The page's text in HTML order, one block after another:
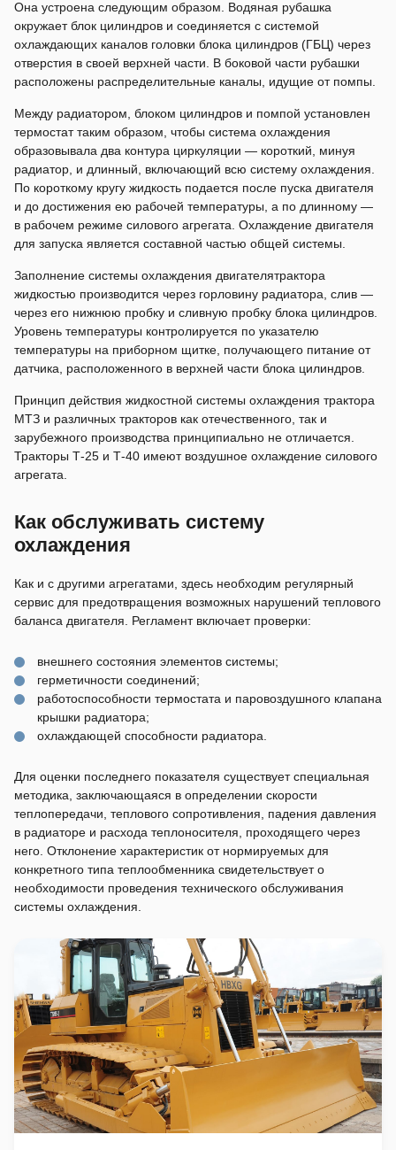
Она устроена следующим образом. Водяная рубашка
окружает блок цилиндров и соединяется с системой
охлаждающих каналов головки блока цилиндров (ГБЦ) через
отверстия в своей верхней части. В боковой части рубашки
расположены распределительные каналы, идущие от помпы.
Между радиатором, блоком цилиндров и помпой установлен
термостат таким образом, чтобы система охлаждения
образовывала два контура циркуляции — короткий, минуя
радиатор, и длинный, включающий всю систему охлаждения.
По короткому кругу жидкость подается после пуска двигателя
и до достижения ею рабочей температуры, а по длинному —
в рабочем режиме силового агрегата. Охлаждение двигателя
для запуска является составной частью общей системы.
Заполнение системы охлаждения двигателятрактора
жидкостью производится через горловину радиатора, слив —
через его нижнюю пробку и сливную пробку блока цилиндров.
Уровень температуры контролируется по указателю
температуры на приборном щитке, получающего питание от
датчика, расположенного в верхней части блока цилиндров.
Принцип действия жидкостной системы охлаждения трактора
МТЗ и различных тракторов как отечественного, так и
зарубежного производства принципиально не отличается.
Тракторы Т-25 и Т-40 имеют воздушное охлаждение силового
агрегата.
Как обслуживать систему
охлаждения
Как и с другими агрегатами, здесь необходим регулярный
сервис для предотвращения возможных нарушений теплового
баланса двигателя. Регламент включает проверки:
внешнего состояния элементов системы;
герметичности соединений;
работоспособности термостата и паровоздушного клапана
крышки радиатора;
охлаждающей способности радиатора.
Для оценки последнего показателя существует специальная
методика, заключающаяся в определении скорости
теплопередачи, теплового сопротивления, падения давления
в радиаторе и расхода теплоносителя, проходящего через
него. Отклонение характеристик от нормируемых для
конкретного типа теплообменника свидетельствует о
необходимости проведения технического обслуживания
системы охлаждения.